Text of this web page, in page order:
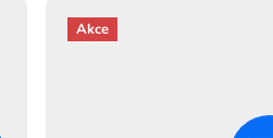
Akce